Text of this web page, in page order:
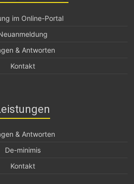
im Online-Portal
& Antworten
Kontakt
& Antworten
De-minimis
Kontakt